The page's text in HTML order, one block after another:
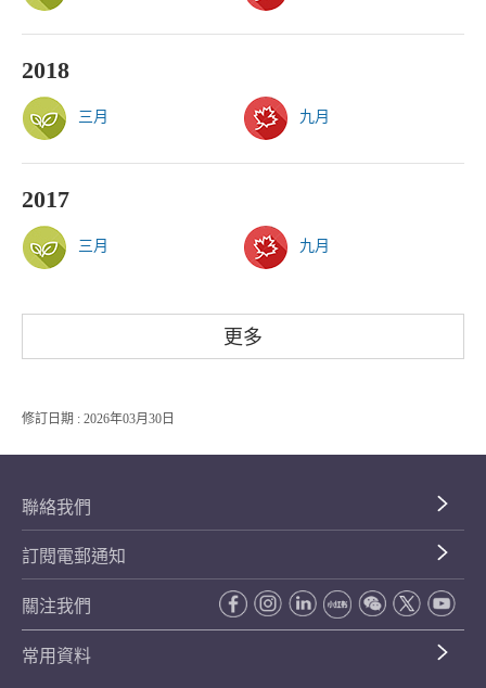
2018
三月 九月
2017
三月 九月
更多
修訂日期 : 2026年03月30日
聯絡我們
訂閱電郵通知
關注我們
常用資料